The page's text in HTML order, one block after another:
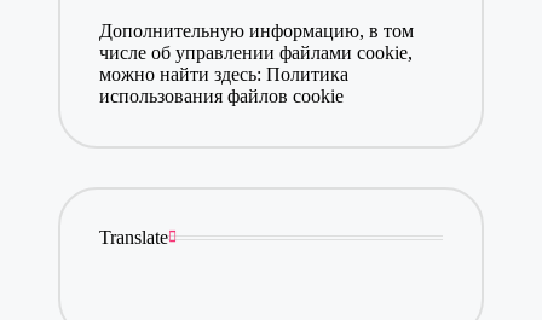
Дополнительную информацию, в том
числе об управлении файлами cookie,
можно найти здесь: Политика
использования файлов cookie
Translate